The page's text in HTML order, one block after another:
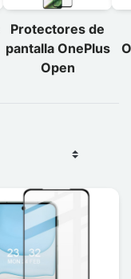
Protectores de
pantalla OnePlus
Open